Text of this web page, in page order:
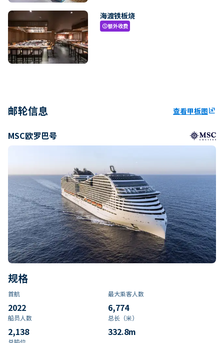
海渡铁板烧
paid额外收费
邮轮信息 查看甲板图ungroup
MSC欧罗巴号
规格
首航
2022
最大乘客人数
6,774
船员人数
2,138
总长（米）
332.8m